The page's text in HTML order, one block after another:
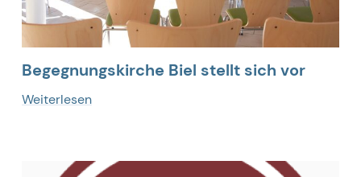
Begegnungskirche Biel stellt sich vor
Weiterlesen